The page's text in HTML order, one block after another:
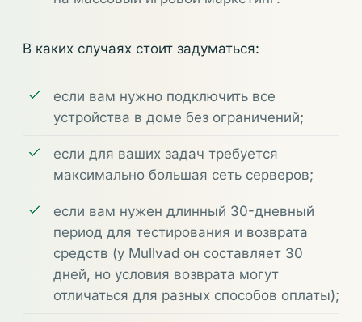
В каких случаях стоит задуматься:
если вам нужно подключить все
устройства в доме без ограничений;
если для ваших задач требуется
максимально большая сеть серверов;
если вам нужен длинный 30-дневный
период для тестирования и возврата
средств (у Mullvad он составляет 30
дней, но условия возврата могут
отличаться для разных способов оплаты);